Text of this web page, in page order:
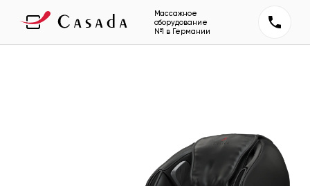
Массажное
оборудование
№1 в Германии